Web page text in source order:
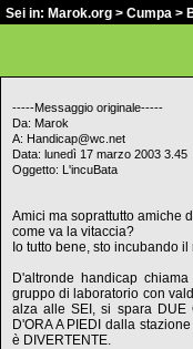
Sei in: Marok.org > Cumpa >
-----Messaggio originale-----
Da: Marok
A: Handicap@wc.net
Data: lunedì 17 marzo 2003 3.45
Oggetto: L'incuBata
Amici ma soprattutto amiche
come va la vitaccia?
Io tutto bene, sto incubando
D'altronde handicap
gruppo di laboratorio con
alza alle SEI, si spara DUE
D'ORA A PIEDI dalla
è DIVERTENTE.